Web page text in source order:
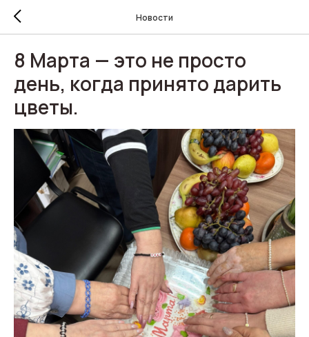
Новости
8 Марта — это не просто
день, когда принято дарить
цветы.